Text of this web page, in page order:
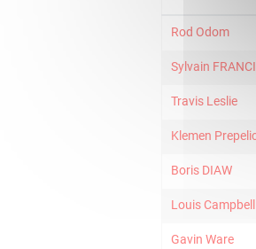
Rod Odom
Sylvain
Travis Leslie
Klemen
Boris DIAW
Louis Campbell
Gavin Ware